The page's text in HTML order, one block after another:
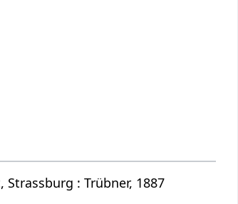
: Trübner, 1887